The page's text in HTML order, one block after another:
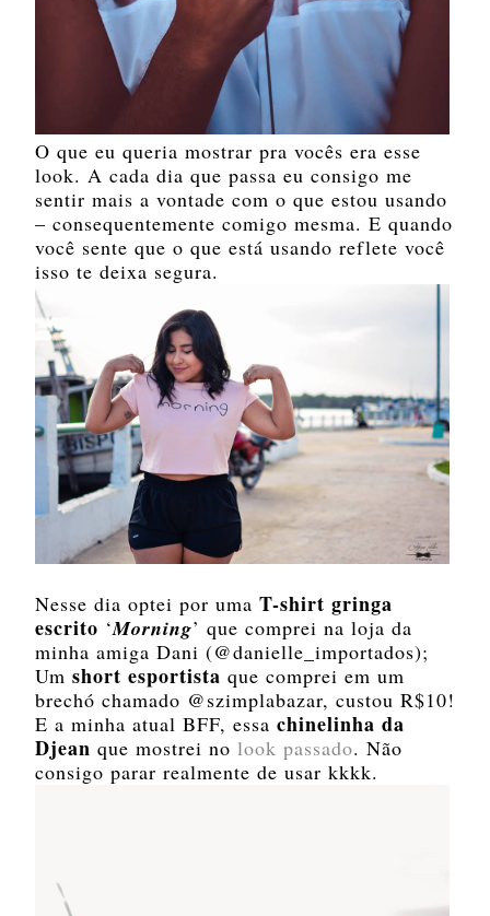
O que eu queria mostrar pra vocês era esse
look. A cada dia que passa eu consigo me
sentir mais a vontade com o que estou usando
– consequentemente comigo mesma. E quando
você sente que o que está usando reflete você
isso te deixa segura.
Nesse dia optei por uma T-shirt gringa
escrito ‘Morning’ que comprei na loja da
minha amiga Dani (@danielle_importados);
Um short esportista que comprei em um
brechó chamado @szimplabazar, custou R$10!
E a minha atual BFF, essa chinelinha da
Djean que mostrei no look passado. Não
consigo parar realmente de usar kkkk.